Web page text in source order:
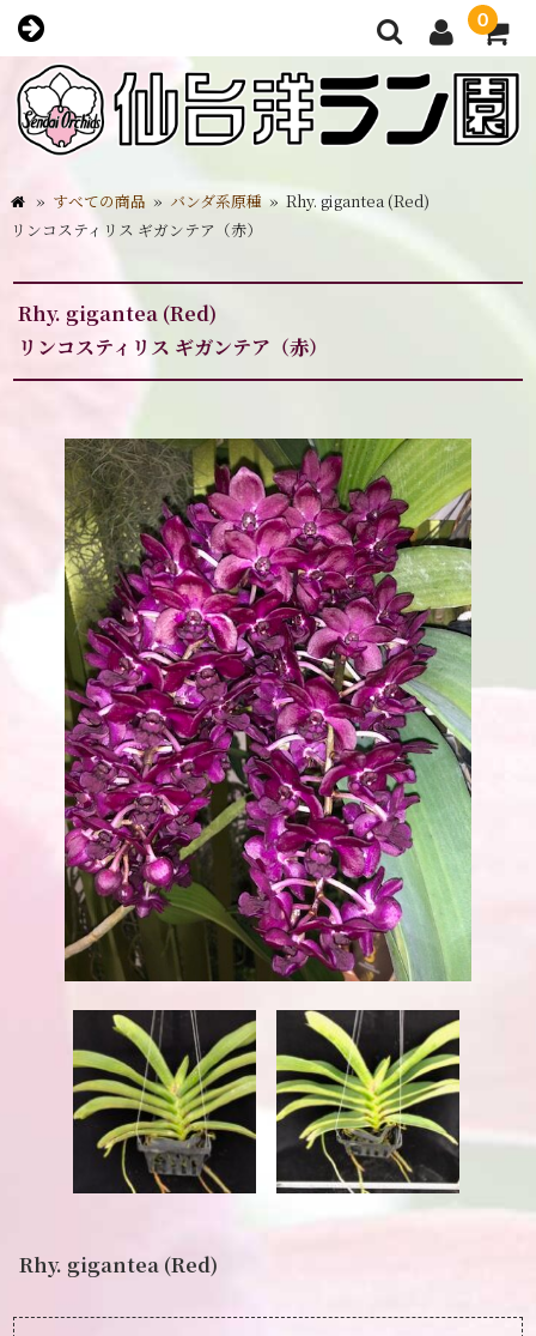
0
» すべての商品 » バンダ系原種 »Rhy. gigantea (Red)
リンコスティリス ギガンテア（赤）
Rhy. gigantea (Red)
リンコスティリス ギガンテア（赤）
Rhy. gigantea (Red)